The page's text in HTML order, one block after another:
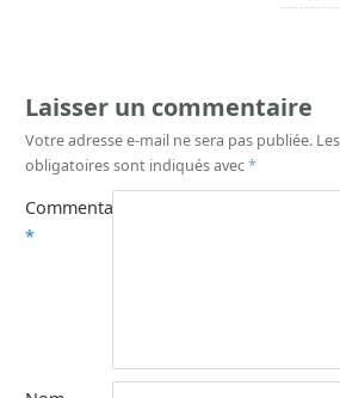
Laisser un commentaire
Votre adresse e-mail ne sera pas publiée.
obligatoires sont indiqués avec*
Commentaire
*